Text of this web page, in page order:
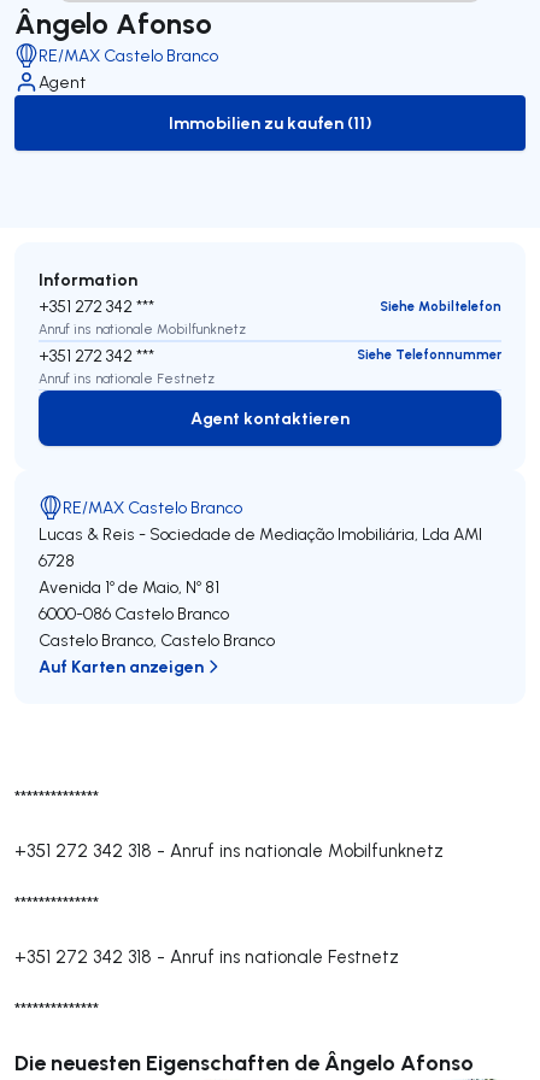
Ângelo Afonso
RE/MAX Castelo Branco
Agent
to-buy-listing
Immobilien zu kaufen (11)
**************
+351 272 342 318 - Anruf ins nationale Mobilfunknetz
**************
+351 272 342 318 - Anruf ins nationale Festnetz
**************
Die neuesten Eigenschaften de Ângelo Afonso
Information
+351 272 342 ***
Siehe Mobiltelefon
Anruf ins nationale Mobilfunknetz
+351 272 342 ***
Siehe Telefonnummer
Anruf ins nationale Festnetz
Agent kontaktieren
Agent kontaktieren
RE/MAX Castelo Branco
Lucas & Reis - Sociedade de Mediação Imobiliária, Lda AMI
6728
Avenida 1º de Maio, Nº 81
6000-086 Castelo Branco
Castelo Branco, Castelo Branco
Auf Karten anzeigen